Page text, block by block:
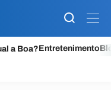
a Boa?Entretenimento